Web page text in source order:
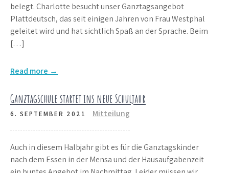
belegt. Charlotte besucht unser Ganztagsangebot
Plattdeutsch, das seit einigen Jahren von Frau Westphal
geleitet wird und hat sichtlich Spaß an der Sprache. Beim
[…]
Read more →
Ganztagschule startet ins neue Schuljahr
6. SEPTEMBER 2021 Mitteilung
Auch in diesem Halbjahr gibt es für die Ganztagskinder
nach dem Essen in der Mensa und der Hausaufgabenzeit